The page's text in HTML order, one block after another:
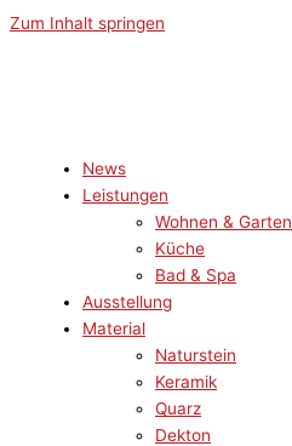
Zum Inhalt springen
News
Leistungen
Wohnen & Garten
Küche
Bad & Spa
Ausstellung
Material
Naturstein
Keramik
Quarz
Dekton